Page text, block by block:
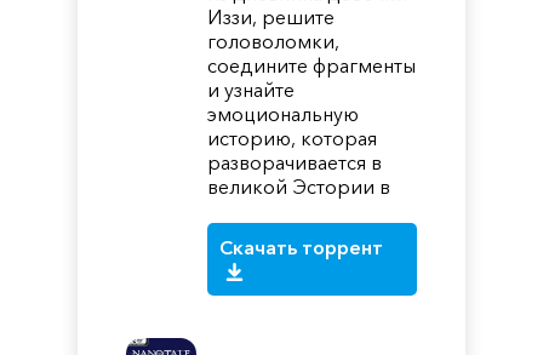
Иззи, решите
головоломки,
соедините фрагменты
и узнайте
эмоциональную
историю, которая
разворачивается в
великой Эстории в
Скачать торрент